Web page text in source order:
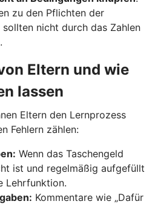
zu den Pflichten der
nicht durch das Zahlen
Eltern und wie
lassen
Eltern den Lernprozess
Fehlern zählen:
Wenn das Taschengeld
ist und regelmäßig aufgefüllt
Lehrfunktion.
Kommentare wie „Dafür